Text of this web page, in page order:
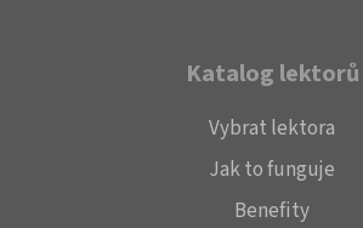
Katalog lektorů
Vybrat lektora
Jak to funguje
Benefity